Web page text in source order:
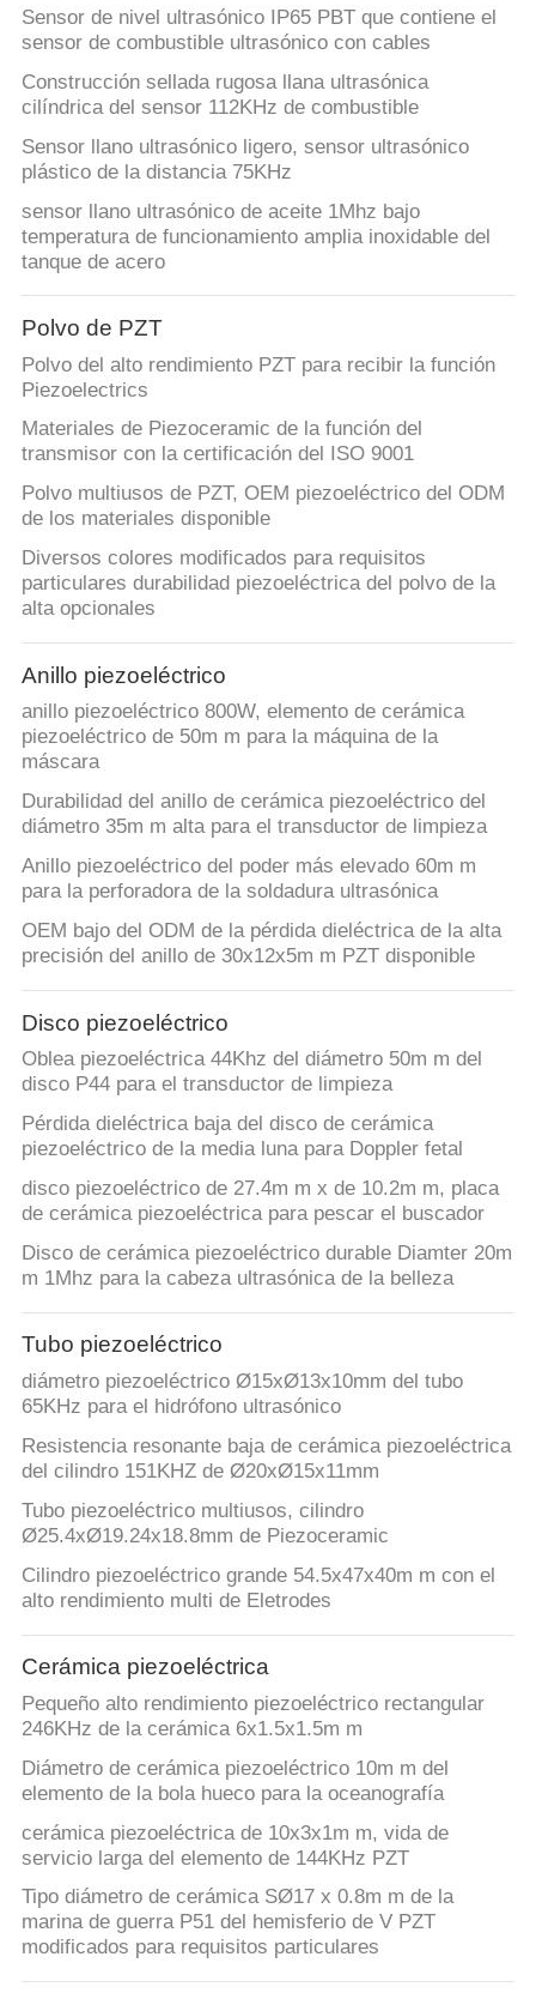
Sensor de nivel ultrasónico IP65 PBT que contiene el
sensor de combustible ultrasónico con cables
Construcción sellada rugosa llana ultrasónica
cilíndrica del sensor 112KHz de combustible
Sensor llano ultrasónico ligero, sensor ultrasónico
plástico de la distancia 75KHz
sensor llano ultrasónico de aceite 1Mhz bajo
temperatura de funcionamiento amplia inoxidable del
tanque de acero
Polvo de PZT
Polvo del alto rendimiento PZT para recibir la función
Piezoelectrics
Materiales de Piezoceramic de la función del
transmisor con la certificación del ISO 9001
Polvo multiusos de PZT, OEM piezoeléctrico del ODM
de los materiales disponible
Diversos colores modificados para requisitos
particulares durabilidad piezoeléctrica del polvo de la
alta opcionales
Anillo piezoeléctrico
anillo piezoeléctrico 800W, elemento de cerámica
piezoeléctrico de 50m m para la máquina de la
máscara
Durabilidad del anillo de cerámica piezoeléctrico del
diámetro 35m m alta para el transductor de limpieza
Anillo piezoeléctrico del poder más elevado 60m m
para la perforadora de la soldadura ultrasónica
OEM bajo del ODM de la pérdida dieléctrica de la alta
precisión del anillo de 30x12x5m m PZT disponible
Disco piezoeléctrico
Oblea piezoeléctrica 44Khz del diámetro 50m m del
disco P44 para el transductor de limpieza
Pérdida dieléctrica baja del disco de cerámica
piezoeléctrico de la media luna para Doppler fetal
disco piezoeléctrico de 27.4m m x de 10.2m m, placa
de cerámica piezoeléctrica para pescar el buscador
Disco de cerámica piezoeléctrico durable Diamter 20m
m 1Mhz para la cabeza ultrasónica de la belleza
Tubo piezoeléctrico
diámetro piezoeléctrico Ø15xØ13x10mm del tubo
65KHz para el hidrófono ultrasónico
Resistencia resonante baja de cerámica piezoeléctrica
del cilindro 151KHZ de Ø20xØ15x11mm
Tubo piezoeléctrico multiusos, cilindro
Ø25.4xØ19.24x18.8mm de Piezoceramic
Cilindro piezoeléctrico grande 54.5x47x40m m con el
alto rendimiento multi de Eletrodes
Cerámica piezoeléctrica
Pequeño alto rendimiento piezoeléctrico rectangular
246KHz de la cerámica 6x1.5x1.5m m
Diámetro de cerámica piezoeléctrico 10m m del
elemento de la bola hueco para la oceanografía
cerámica piezoeléctrica de 10x3x1m m, vida de
servicio larga del elemento de 144KHz PZT
Tipo diámetro de cerámica SØ17 x 0.8m m de la
marina de guerra P51 del hemisferio de V PZT
modificados para requisitos particulares